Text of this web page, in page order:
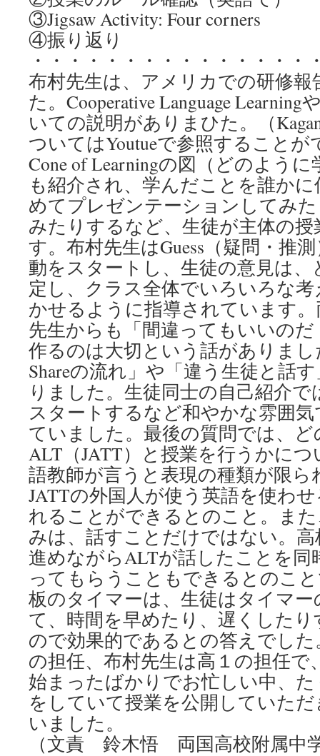
③Jigsaw Activity: Four corners
④振り返り
・・・・・・・・・・・・・・・
布村先生は、アメリカでの研修
た。Cooperative Language Learning
いての説明がありまひた。（
ついてはYoutueで参照することが
Cone of Learningの図（どのよう
も紹介され、学んだことを誰か
めてプレゼンテーションしてみ
みたりするなど、生徒が主体の
す。布村先生はGuess（疑問・推
動をスタートし、生徒の意見は、
定し、クラス全体でいろいろな
かせるように指導されています
先生からも「間違ってもいいの
作るのは大切という話がありまし
Shareの流れ」や「違う生徒と話
りました。生徒同士の自己紹介で
スタートするなど和やかな雰囲
ていました。最後の質問では、
ALT（JATT）と授業を行うかに
語教師が言うと表現の種類が限
JATTの外国人が使う英語を使わ
れることができるとのこと。ま
みは、話すことだけではない。
進めながらALTが話したことを
ってもらうこともできるとのこ
板のタイマーは、生徒はタイマ
て、時間を早めたり、遅くした
ので効果的であるとの答えでし
の担任、布村先生は高１の担任で
始まったばかりでお忙しい中、
をしていて授業を公開していた
いました。
（文責 鈴木悟 両国高校附属中